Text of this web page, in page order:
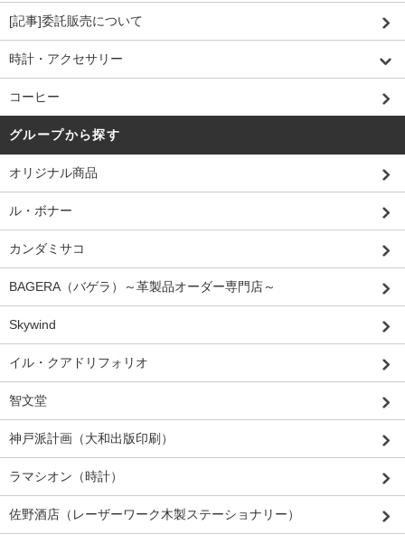
[記事]委託販売について
時計・アクセサリー
コーヒー
グループから探す
オリジナル商品
ル・ボナー
カンダミサコ
BAGERA（バゲラ）～革製品オーダー専門店～
Skywind
イル・クアドリフォリオ
智文堂
神戸派計画（大和出版印刷）
ラマシオン（時計）
佐野酒店（レーザーワーク木製ステーショナリー）